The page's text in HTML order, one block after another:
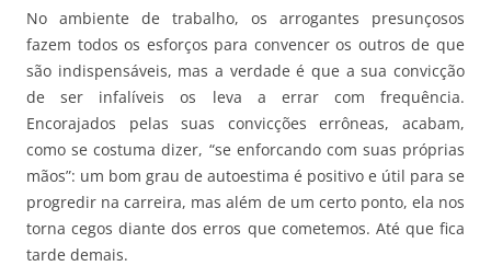
No ambiente de trabalho, os arrogantes presunçosos
fazem todos os esforços para convencer os outros de que
são indispensáveis, mas a verdade é que a sua convicção
de ser infalíveis os leva a errar com frequência.
Encorajados pelas suas convicções errôneas, acabam,
como se costuma dizer, “se enforcando com suas próprias
mãos”: um bom grau de autoestima é positivo e útil para se
progredir na carreira, mas além de um certo ponto, ela nos
torna cegos diante dos erros que cometemos. Até que fica
tarde demais.